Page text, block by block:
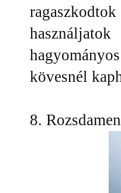
kövesnél
8.